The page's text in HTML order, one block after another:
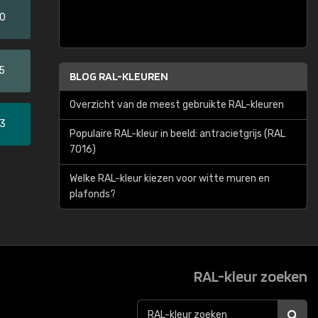
BLOG RAL-KLEUREN
Overzicht van de meest gebruikte RAL-kleuren
Populaire RAL-kleur in beeld: antracietgrijs (RAL
7016)
Welke RAL-kleur kiezen voor witte muren en
plafonds?
RAL-kleur zoeken